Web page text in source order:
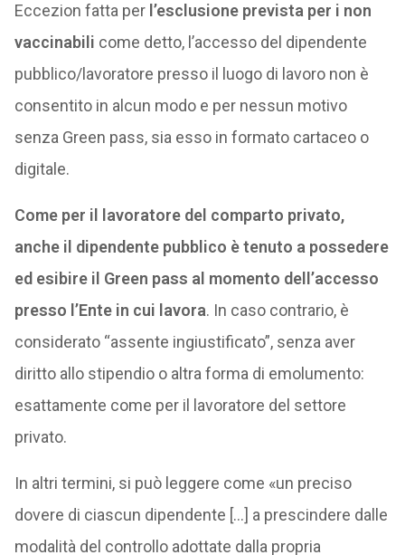
Eccezion fatta per l’esclusione prevista per i non
vaccinabili come detto, l’accesso del dipendente
pubblico/lavoratore presso il luogo di lavoro non è
consentito in alcun modo e per nessun motivo
senza Green pass, sia esso in formato cartaceo o
digitale.
Come per il lavoratore del comparto privato,
anche il dipendente pubblico è tenuto a possedere
ed esibire il Green pass al momento dell’accesso
presso l’Ente in cui lavora. In caso contrario, è
considerato “assente ingiustificato”, senza aver
diritto allo stipendio o altra forma di emolumento:
esattamente come per il lavoratore del settore
privato.
In altri termini, si può leggere come «un preciso
dovere di ciascun dipendente […] a prescindere dalle
modalità del controllo adottate dalla propria